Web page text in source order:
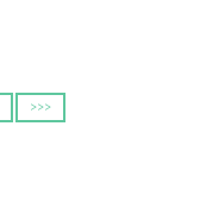
>>>